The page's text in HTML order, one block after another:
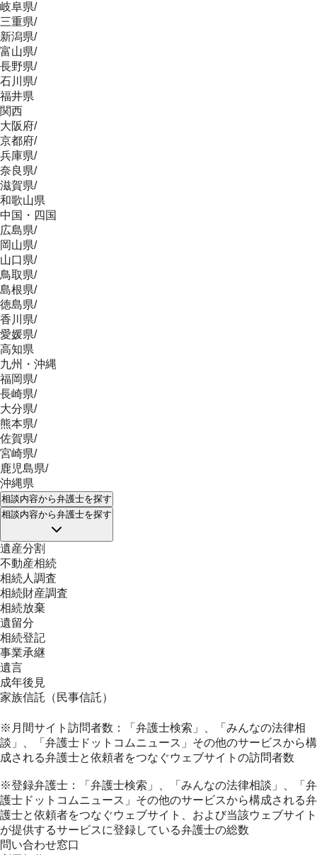
岐阜県/
三重県/
新潟県/
富山県/
長野県/
石川県/
福井県
関西
大阪府/
京都府/
兵庫県/
奈良県/
滋賀県/
和歌山県
中国・四国
広島県/
岡山県/
山口県/
鳥取県/
島根県/
徳島県/
香川県/
愛媛県/
高知県
九州・沖縄
福岡県/
長崎県/
大分県/
熊本県/
佐賀県/
宮崎県/
鹿児島県/
沖縄県
相談内容から弁護士を探す
相談内容から弁護士を探す
遺産分割
不動産相続
相続人調査
相続財産調査
相続放棄
遺留分
相続登記
事業承継
遺言
成年後見
家族信託（民事信託）
※月間サイト訪問者数：「弁護士検索」、「みんなの法律相
談」、「弁護士ドットコムニュース」その他のサービスから構
成される弁護士と依頼者をつなぐウェブサイトの訪問者数
※登録弁護士：「弁護士検索」、「みんなの法律相談」、「弁
護士ドットコムニュース」その他のサービスから構成される弁
護士と依頼者をつなぐウェブサイト、および当該ウェブサイト
が提供するサービスに登録している弁護士の総数
問い合わせ窓口